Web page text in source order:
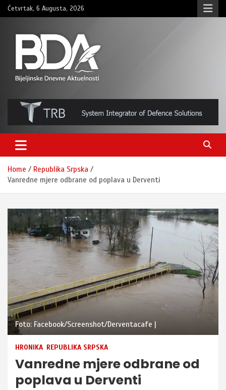
Skip
to
Četvrtak, 6 Augusta, 2026
BNDAN.com
Home
Republika Srpska
Vanredne mjere odbrane od poplava u Derventi
Foto: Facebook/Screenshot/Derventacafe |
HRONIKA REPUBLIKA SRPSKA
Vanredne mjere odbrane od
poplava u Derventi